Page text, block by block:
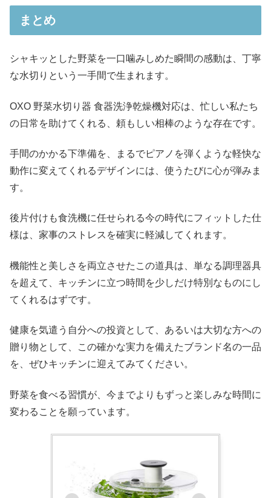
まとめ
シャキッとした野菜を一口噛みしめた瞬間の感動は、丁寧
な水切りという一手間で生まれます。
OXO 野菜水切り器 食器洗浄乾燥機対応は、忙しい私たち
の日常を助けてくれる、頼もしい相棒のような存在です。
手間のかかる下準備を、まるでピアノを弾くような軽快な
動作に変えてくれるデザインには、使うたびに心が弾みま
す。
後片付けも食洗機に任せられる今の時代にフィットした仕
様は、家事のストレスを確実に軽減してくれます。
機能性と美しさを両立させたこの道具は、単なる調理器具
を超えて、キッチンに立つ時間を少しだけ特別なものにし
てくれるはずです。
健康を気遣う自分への投資として、あるいは大切な方への
贈り物として、この確かな実力を備えたブランド名の一品
を、ぜひキッチンに迎えてみてください。
野菜を食べる習慣が、今までよりもずっと楽しみな時間に
変わることを願っています。